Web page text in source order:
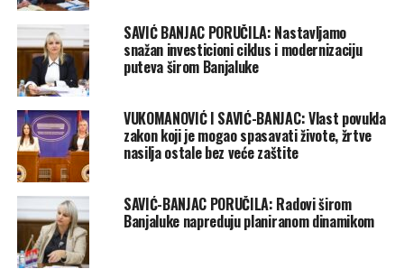
SAVIĆ BANJAC PORUČILA: Nastavljamo
snažan investicioni ciklus i modernizaciju
puteva širom Banjaluke
VUKOMANOVIĆ I SAVIĆ-BANJAC: Vlast povukla
zakon koji je mogao spasavati živote, žrtve
nasilja ostale bez veće zaštite
SAVIĆ-BANJAC PORUČILA: Radovi širom
Banjaluke napreduju planiranom dinamikom